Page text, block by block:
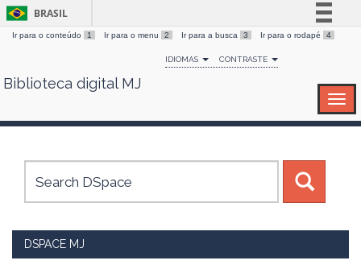
Skip
BRASIL
Simplifique!
Comunica BR
Canais
Ir para o conteúdo 1 Ir para o menu 2 Ir para a busca 3 Ir para o rodapé 4
IDIOMAS CONTRASTE
Biblioteca digital MJ
DSPACE MJ